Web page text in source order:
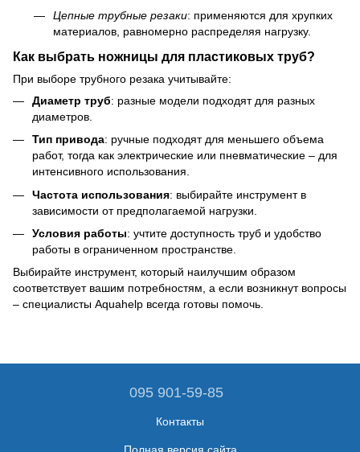
Цепные трубные резаки: применяются для хрупких
материалов, равномерно распределяя нагрузку.
Как выбрать ножницы для пластиковых труб?
При выборе трубного резака учитывайте:
Диаметр труб: разные модели подходят для разных
диаметров.
Тип привода: ручные подходят для меньшего объема
работ, тогда как электрические или пневматические – для
интенсивного использования.
Частота использования: выбирайте инструмент в
зависимости от предполагаемой нагрузки.
Условия работы: учтите доступность труб и удобство
работы в ограниченном пространстве.
Выбирайте инструмент, который наилучшим образом
соответствует вашим потребностям, а если возникнут вопросы
– специалисты Aquahelp всегда готовы помочь.
095 901-59-85
Контакты